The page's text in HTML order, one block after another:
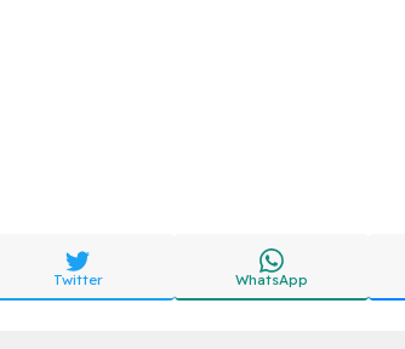
WhatsApp
Twitter